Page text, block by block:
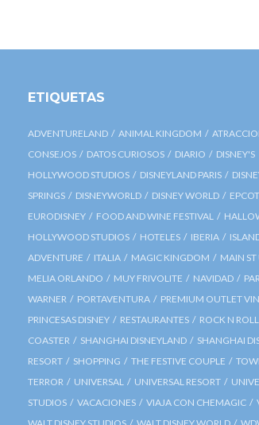
ETIQUETAS
ADVENTURELAND ANIMAL KINGDOM
CONSEJOS
DATOS CURIOSOS DIARIO
DISNEY'S
HOLLYWOOD STUDIOS
DISNEYLAND PARIS
SPRINGS
DISNEYWORLD DISNEY WORLD
EPCOT
EURODISNEY
FOOD AND WINE FESTIVAL
HOLLYWOOD STUDIOS
HOTELES IBERIA
ADVENTURE
ITALIA MAGIC KINGDOM
MAIN ST
MELIA ORLANDO
MUY FRIVOLITE NAVIDAD
WARNER
PORTAVENTURA
PREMIUM OUTLET
PRINCESAS DISNEY
RESTAURANTES
ROCK N
COASTER
SHANGHAI DISNEYLAND
SHANGHAI
RESORT
SHOPPING THE FESTIVE COUPLE
TERROR
UNIVERSAL UNIVERSAL RESORT
STUDIOS
VACACIONES VIAJA CON CHEMAGIC